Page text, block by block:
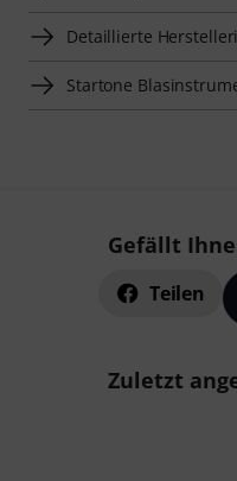
Detaillierte
Startone
Gefällt
Teilen
Zuletzt